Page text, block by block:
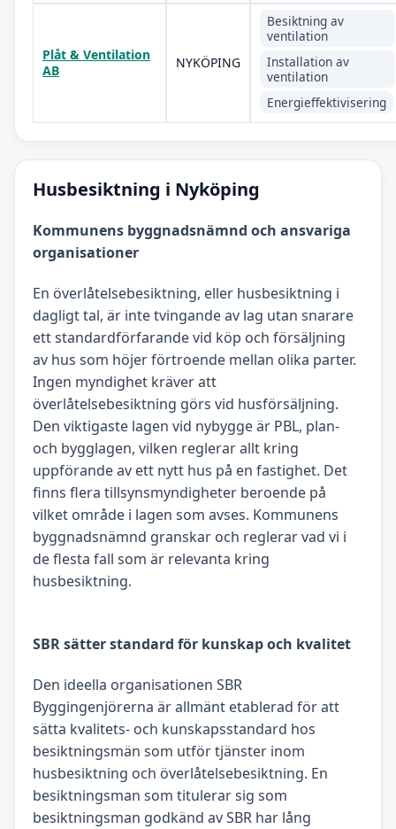
Plåt & Ventilation
AB
NYKÖPING
Besiktning av
ventilation
Installation av
ventilation
Energieffektivisering
Husbesiktning i Nyköping
Kommunens byggnadsnämnd och ansvariga
organisationer
En överlåtelsebesiktning, eller husbesiktning i
dagligt tal, är inte tvingande av lag utan snarare
ett standardförfarande vid köp och försäljning
av hus som höjer förtroende mellan olika parter.
Ingen myndighet kräver att
överlåtelsebesiktning görs vid husförsäljning.
Den viktigaste lagen vid nybygge är PBL, plan-
och bygglagen, vilken reglerar allt kring
uppförande av ett nytt hus på en fastighet. Det
finns flera tillsynsmyndigheter beroende på
vilket område i lagen som avses. Kommunens
byggnadsnämnd granskar och reglerar vad vi i
de flesta fall som är relevanta kring
husbesiktning.
SBR sätter standard för kunskap och kvalitet
Den ideella organisationen SBR
Byggingenjörerna är allmänt etablerad för att
sätta kvalitets- och kunskapsstandard hos
besiktningsmän som utför tjänster inom
husbesiktning och överlåtelsebesiktning. En
besiktningsman som titulerar sig som
besiktningsman godkänd av SBR har lång